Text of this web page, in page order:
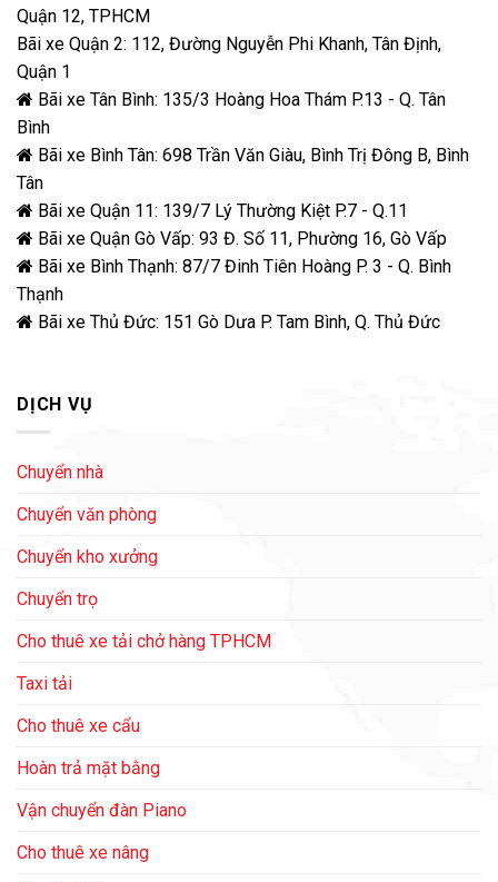
Quận 12, TPHCM
Bãi xe Quận 2: 112, Đường Nguyễn Phi Khanh, Tân Định,
Quận 1
Bãi xe Tân Bình: 135/3 Hoàng Hoa Thám P.13 - Q. Tân
Bình
Bãi xe Bình Tân: 698 Trần Văn Giàu, Bình Trị Đông B, Bình
Tân
Bãi xe Quận 11: 139/7 Lý Thường Kiệt P.7 - Q.11
Bãi xe Quận Gò Vấp: 93 Đ. Số 11, Phường 16, Gò Vấp
Bãi xe Bình Thạnh: 87/7 Đinh Tiên Hoàng P. 3 - Q. Bình
Thạnh
Bãi xe Thủ Đức: 151 Gò Dưa P. Tam Bình, Q. Thủ Đức
DỊCH VỤ
Chuyển nhà
Chuyển văn phòng
Chuyển kho xưởng
Chuyển trọ
Cho thuê xe tải chở hàng TPHCM
Taxi tải
Cho thuê xe cẩu
Hoàn trả mặt bằng
Vận chuyển đàn Piano
Cho thuê xe nâng